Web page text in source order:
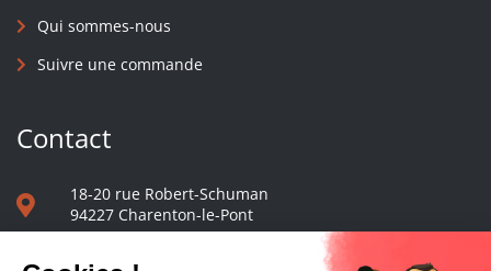
Qui sommes-nous
Suivre une commande
Contact
18-20 rue Robert-Schuman
94227 Charenton-le-Pont